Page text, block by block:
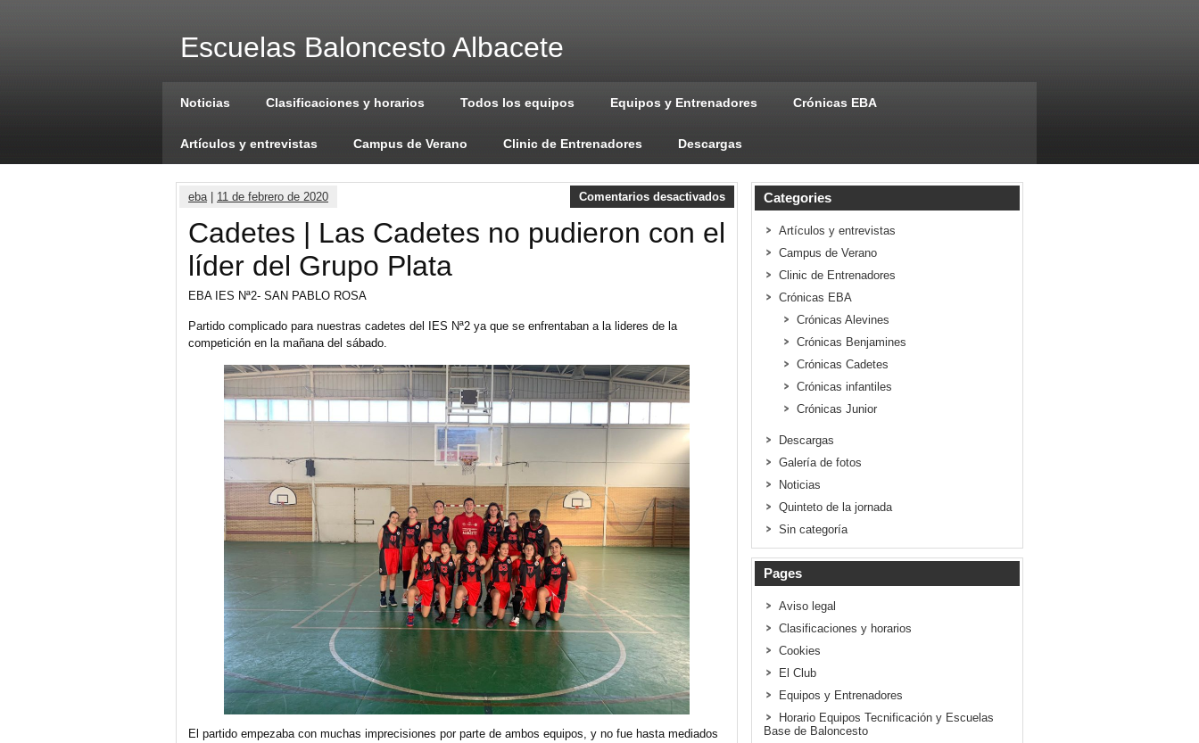
Escuelas Baloncesto Albacete
Noticias Clasificaciones y horarios Todos los equipos Equipos y Entrenadores Crónicas EBA
Artículos y entrevistas Campus de Verano Clinic de Entrenadores Descargas
eba| 11 de febrero de 2020 Comentarios desactivados
Cadetes | Las Cadetes no pudieron con el
líder del Grupo Plata
EBA IES Nª2- SAN PABLO ROSA
Partido complicado para nuestras cadetes del IES Nª2 ya que se enfrentaban a la lideres de la
competición en la mañana del sábado.
El partido empezaba con muchas imprecisiones por parte de ambos equipos, y no fue hasta mediados
Categories
Artículos y entrevistas
Campus de Verano
Clinic de Entrenadores
Crónicas EBA
Crónicas Alevines
Crónicas Benjamines
Crónicas Cadetes
Crónicas infantiles
Crónicas Junior
Descargas
Galería de fotos
Noticias
Quinteto de la jornada
Sin categoría
Pages
Aviso legal
Clasificaciones y horarios
Cookies
El Club
Equipos y Entrenadores
Horario Equipos Tecnificación y Escuelas
Base de Baloncesto